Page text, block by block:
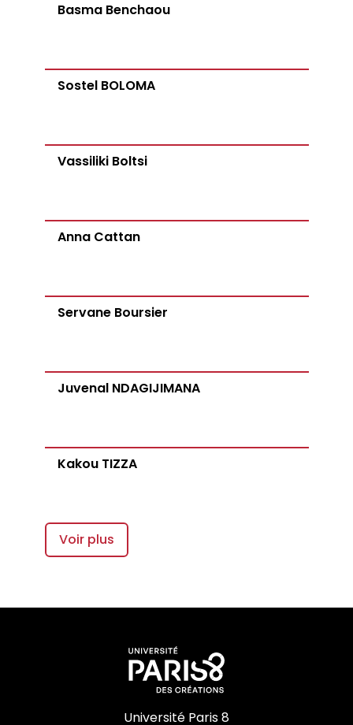
Basma Benchaou
Sostel BOLOMA
Vassiliki Boltsi
Anna Cattan
Servane Boursier
Juvenal NDAGIJIMANA
Kakou TIZZA
Voir plus
Université Paris 8